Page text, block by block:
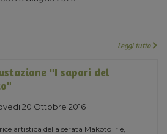
Leggi tutto
"I sapori del
20 Ottobre 2016
artistica della serata Makoto Irie,